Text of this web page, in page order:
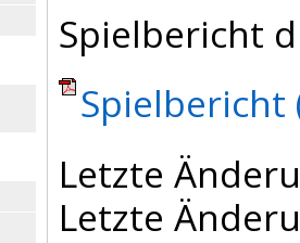
Spielbericht
Spielbericht
Letzte
Letzte